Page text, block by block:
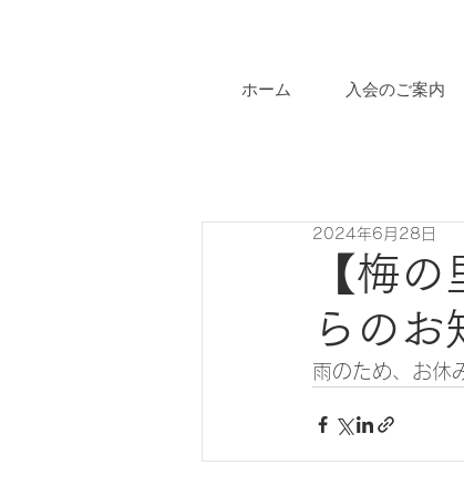
ホーム 入会のご案内
【梅
らのお
2024年6月28日
雨のため、お休